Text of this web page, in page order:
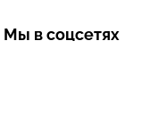
Мы в соцсетях